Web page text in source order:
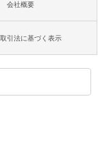
会社概要
引法に基づく表示